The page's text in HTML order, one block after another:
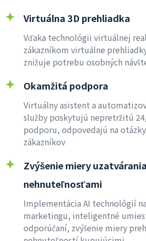
Virtuálna 3D prehliadka
Vďaka technológii virtuálnej
zákazníkom virtuálne
znižuje potrebu osobných
Okamžitá podpora
Virtuálny asistent a
služby poskytujú nepretržitú
podporu, odpovedajú na
zákazníkov
Zvýšenie miery
nehnuteľnosťami
Implementácia AI technológií
marketingu, inteligentné
odporúčaní, zvýšenie miery